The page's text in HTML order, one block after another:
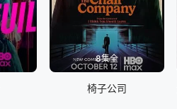
8集全
椅子公司